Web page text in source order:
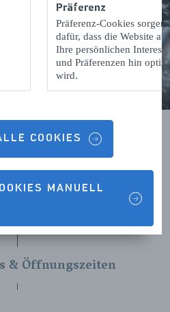
Präferenz
Präferenz-Cookies sorgen
dafür, dass die Website auf
Ihre persönlichen
und Präferenzen hin
wird.
COOKIES
MANUELL
& Öffnungszeiten